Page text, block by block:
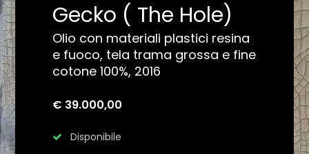
Gecko ( The Hole)
Olio con materiali plastici resina
e fuoco, tela trama grossa e fine
cotone 100%, 2016
€ 39.000,00
Disponibile